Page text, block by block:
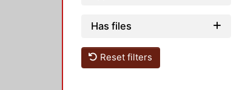
Has files
Reset filters